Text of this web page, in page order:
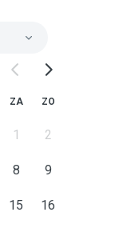
ZA ZO
1 2
8 9
15 16